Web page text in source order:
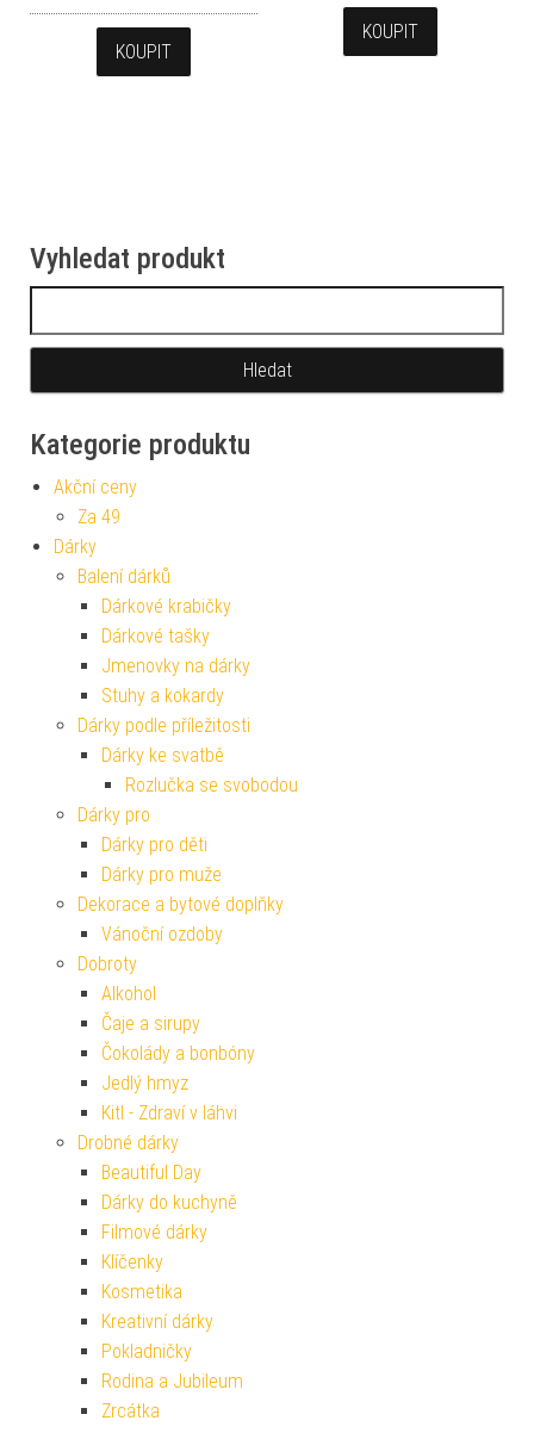
KOUPIT
KOUPIT
Vyhledat produkt
Kategorie produktu
Akční ceny
Za 49
Dárky
Balení dárků
Dárkové krabičky
Dárkové tašky
Jmenovky na dárky
Stuhy a kokardy
Dárky podle příležitosti
Dárky ke svatbě
Rozlučka se svobodou
Dárky pro
Dárky pro děti
Dárky pro muže
Dekorace a bytové doplňky
Vánoční ozdoby
Dobroty
Alkohol
Čaje a sirupy
Čokolády a bonbóny
Jedlý hmyz
Kitl - Zdraví v láhvi
Drobné dárky
Beautiful Day
Dárky do kuchyně
Filmové dárky
Klíčenky
Kosmetika
Kreativní dárky
Pokladničky
Rodina a Jubileum
Zrcátka